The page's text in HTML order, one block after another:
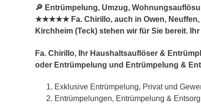
🔎 Entrümpelung, Umzug,
★★★★★ Fa. Chirillo, auch in Owen, Neuffen,
Kirchheim (Teck) stehen wir für Sie bereit.
Fa. Chirillo, Ihr Haushaltsauflöser &
oder Entrümpelung und Entrümpelung &
Exklusive Entrümpelung, Privat und
Entrümpelungen, Entrümpelung &